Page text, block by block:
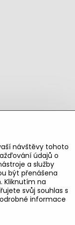
partnery
návštěvy tohoto
údajů o
a služby
být přenášena
Kliknutím na
svůj souhlas s
informace